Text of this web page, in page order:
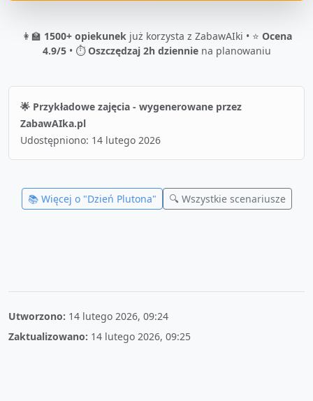
👩‍🏫 1500+ opiekunekjuż korzysta z ZabawAIki • ⭐ Ocena
4.9/5• ⏱️Oszczędzaj 2h dzienniena planowaniu
🌟 Przykładowe zajęcia - wygenerowane przez
ZabawAIka.pl
Udostępniono: 14 lutego 2026
📚 Więcej o "Dzień Plutona" 🔍 Wszystkie scenariusze
Utworzono: 14 lutego 2026, 09:24
Zaktualizowano: 14 lutego 2026, 09:25